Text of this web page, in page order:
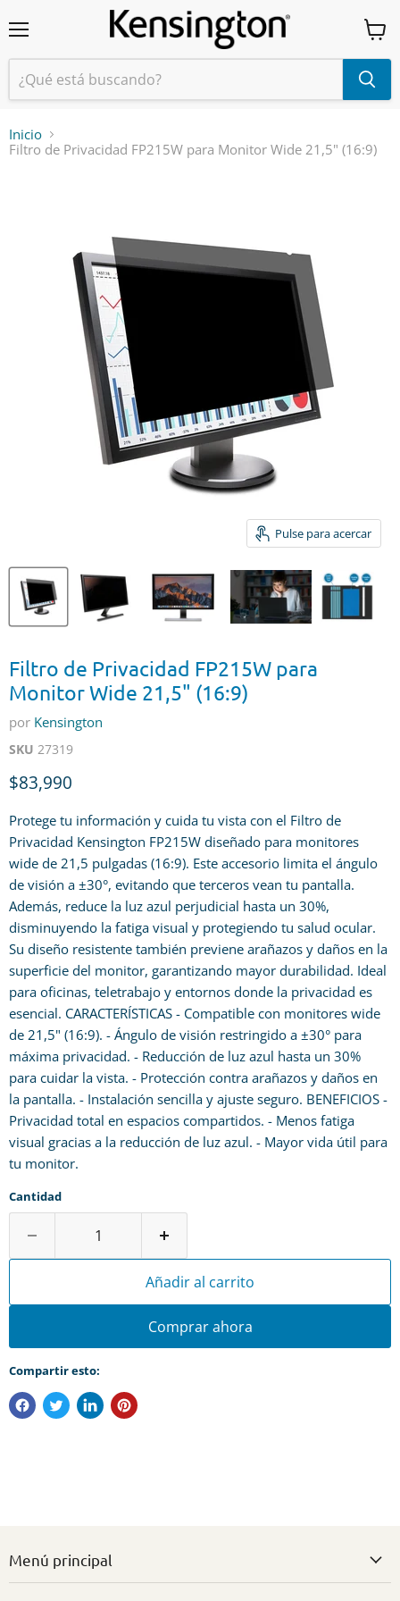
Ver
Inicio
Filtro de Privacidad FP215W para Monitor Wide 21,5" (16:9)
Pulse para acercar
Filtro de Privacidad FP215W para
Monitor Wide 21,5" (16:9)
por Kensington
SKU 27319
Precio actual
$83,990
Protege tu información y cuida tu vista con el Filtro de
Privacidad Kensington FP215W diseñado para monitores
wide de 21,5 pulgadas (16:9). Este accesorio limita el ángulo
de visión a ±30°, evitando que terceros vean tu pantalla.
Además, reduce la luz azul perjudicial hasta un 30%,
disminuyendo la fatiga visual y protegiendo tu salud ocular.
Su diseño resistente también previene arañazos y daños en la
superficie del monitor, garantizando mayor durabilidad. Ideal
para oficinas, teletrabajo y entornos donde la privacidad es
esencial. CARACTERÍSTICAS - Compatible con monitores wide
de 21,5" (16:9). - Ángulo de visión restringido a ±30° para
máxima privacidad. - Reducción de luz azul hasta un 30%
para cuidar la vista. - Protección contra arañazos y daños en
la pantalla. - Instalación sencilla y ajuste seguro. BENEFICIOS -
Privacidad total en espacios compartidos. - Menos fatiga
visual gracias a la reducción de luz azul. - Mayor vida útil para
tu monitor.
Cantidad
Añadir al carrito
Comprar ahora
Compartir esto:
Menú principal